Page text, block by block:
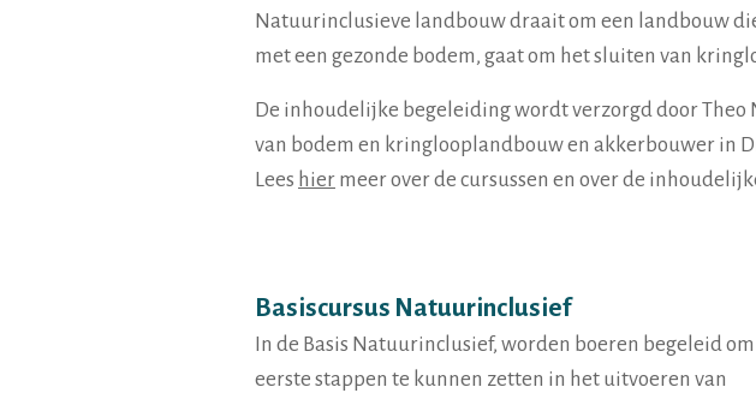
Natuurinclusieve landbouw draait om een landbouw
met een gezonde bodem, gaat om het sluiten van
De inhoudelijke begeleiding wordt verzorgd door
van bodem en kringlooplandbouw en akkerbouwer in
Lees hier meer over de cursussen en over de
Basiscursus Natuurinclusief
In de Basis Natuurinclusief, worden boeren begeleid
eerste stappen te kunnen zetten in het uitvoeren van